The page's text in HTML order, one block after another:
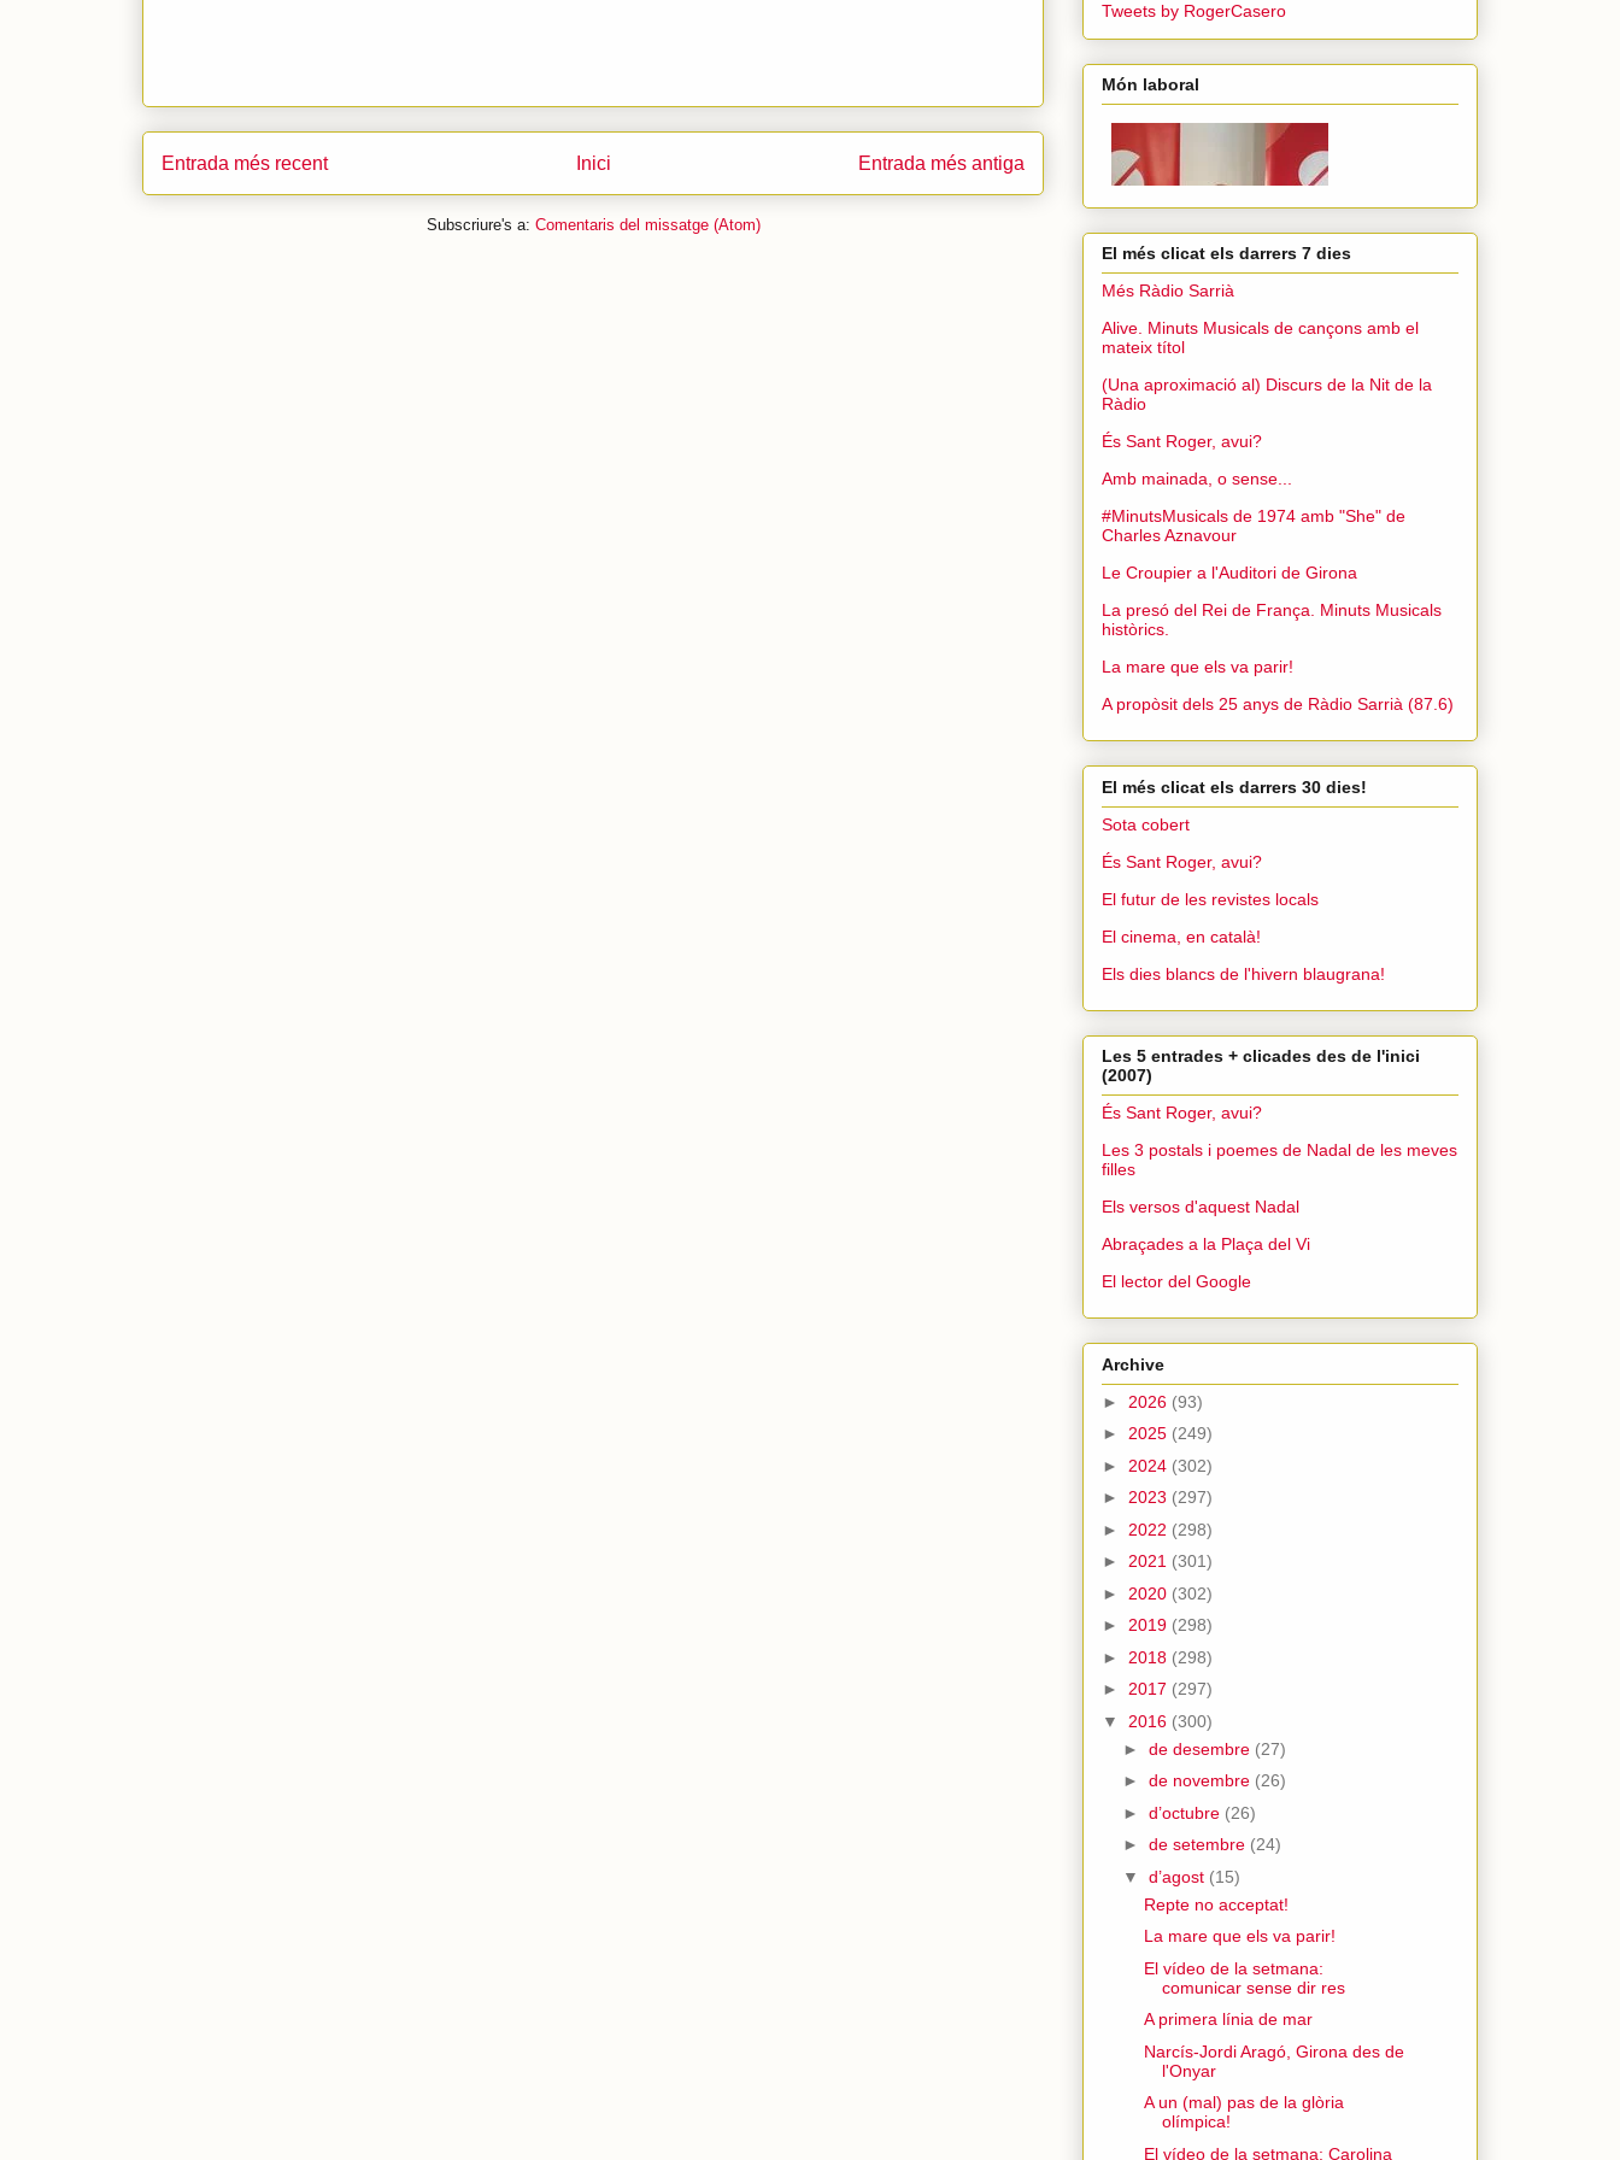
Entrada més recent Entrada més antiga
Inici
Subscriure's a: Comentaris del missatge (Atom)
Tweets by RogerCasero
Món laboral
El més clicat els darrers 7 dies
Més Ràdio Sarrià
Alive. Minuts Musicals de cançons amb el
mateix títol
(Una aproximació al) Discurs de la Nit de la
Ràdio
És Sant Roger, avui?
Amb mainada, o sense...
#MinutsMusicals de 1974 amb "She" de
Charles Aznavour
Le Croupier a l'Auditori de Girona
La presó del Rei de França. Minuts Musicals
històrics.
La mare que els va parir!
A propòsit dels 25 anys de Ràdio Sarrià (87.6)
El més clicat els darrers 30 dies!
Sota cobert
És Sant Roger, avui?
El futur de les revistes locals
El cinema, en català!
Els dies blancs de l'hivern blaugrana!
Les 5 entrades + clicades des de l'inici
(2007)
És Sant Roger, avui?
Les 3 postals i poemes de Nadal de les meves
filles
Els versos d'aquest Nadal
Abraçades a la Plaça del Vi
El lector del Google
Archive
► 2026 (93)
► 2025 (249)
► 2024 (302)
► 2023 (297)
► 2022 (298)
► 2021 (301)
► 2020 (302)
► 2019 (298)
► 2018 (298)
► 2017 (297)
▼ 2016 (300)
► de desembre (27)
► de novembre (26)
► d’octubre (26)
► de setembre (24)
▼ d’agost (15)
Repte no acceptat!
La mare que els va parir!
El vídeo de la setmana:
comunicar sense dir res
A primera línia de mar
Narcís-Jordi Aragó, Girona des de
l'Onyar
A un (mal) pas de la glòria
olímpica!
El vídeo de la setmana: Carolina